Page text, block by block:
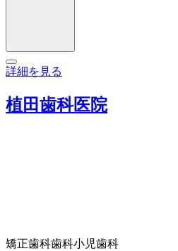
詳細を見る
植田歯科医院
矯正歯科歯科小児歯科